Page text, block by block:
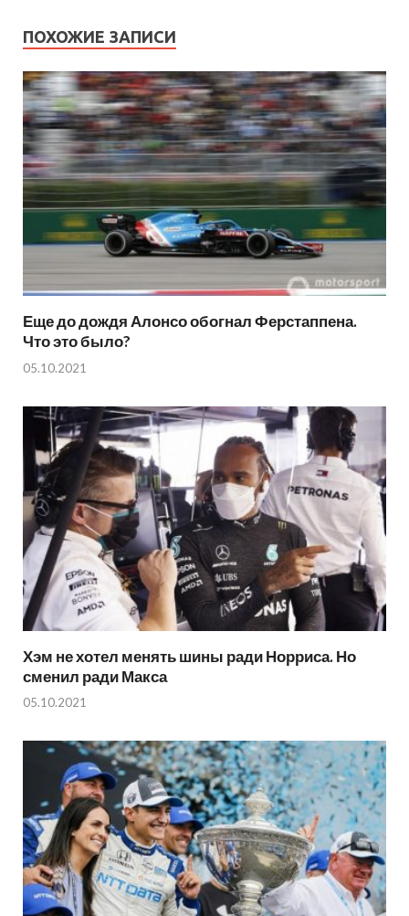
ПОХОЖИЕ ЗАПИСИ
Еще до дождя Алонсо обогнал Ферстаппена.
Что это было?
05.10.2021
Хэм не хотел менять шины ради Норриса. Но
сменил ради Макса
05.10.2021